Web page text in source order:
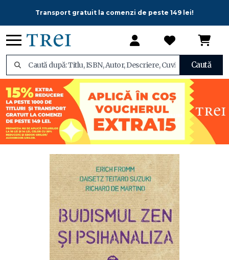
Transport gratuit la comenzi de peste 149 lei!
Caută